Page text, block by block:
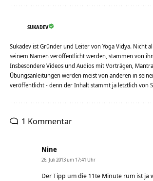
SUKADEV
Sukadev ist Gründer und Leiter von Yoga Vidya. Nicht
seinem Namen veröffentlicht werden, stammen von
Insbesondere Videos und Audios mit Vorträgen,
Übungsanleitungen werden meist von anderen in
veröffentlicht - denn der Inhalt stammt ja letztlich von
1 Kommentar
Nine
26. Juli 2013 um 17:41 Uhr
Der Tipp um die 11te Minute rum ist ja